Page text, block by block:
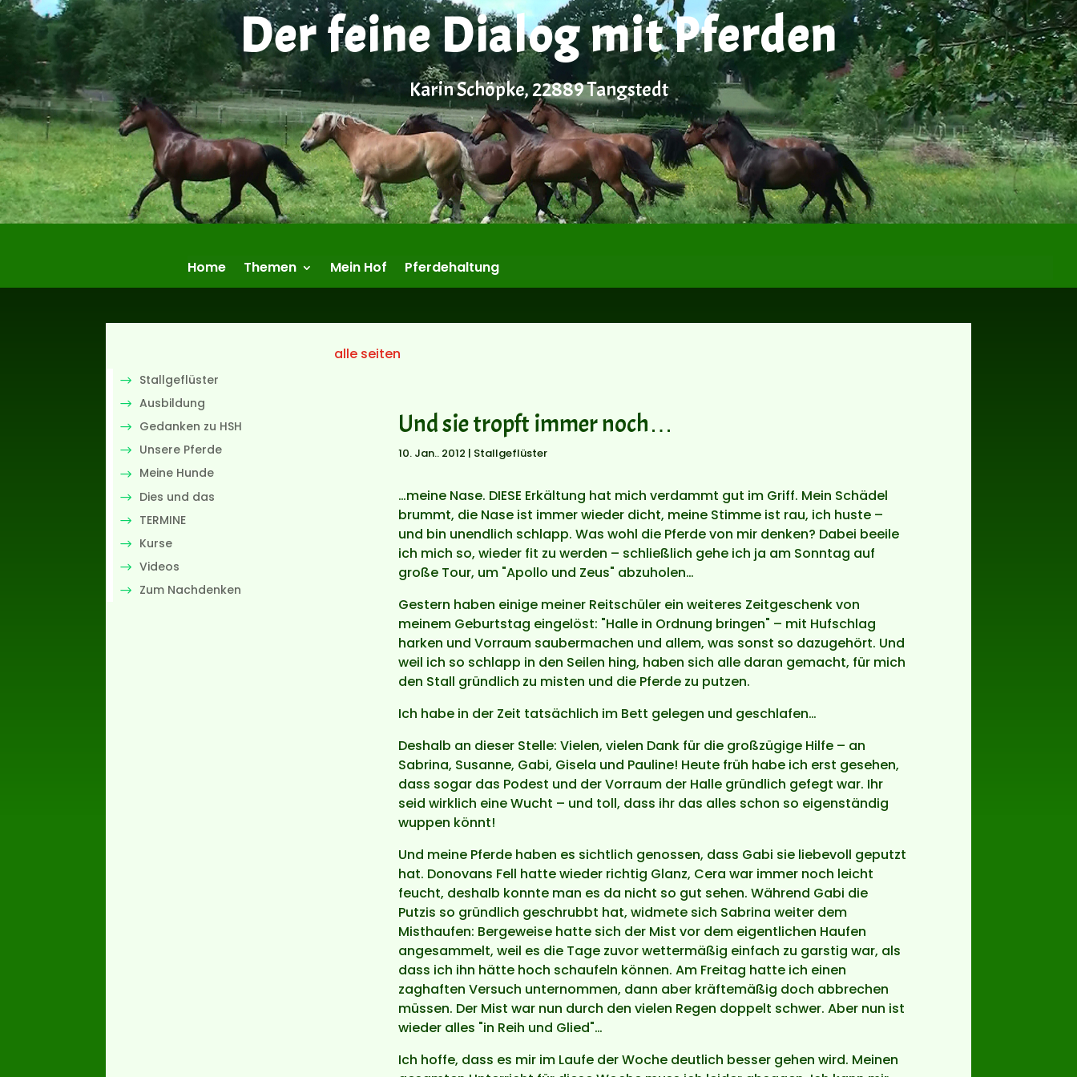
Der feine Dialog mit Pferden
Karin Schöpke, 22889 Tangstedt
Home Themen Mein Hof Pferdehaltung
Stallgeflüster
Ausbildung
Gedanken zu HSH
Unsere Pferde
Meine Hunde
Dies und das
TERMINE
Kurse
Videos
Zum Nachdenken
alle seiten
Und sie tropft immer noch…
10. Jan.. 2012 | Stallgeflüster
…meine Nase. DIESE Erkältung hat mich verdammt gut im Griff. Mein Schädel
brummt, die Nase ist immer wieder dicht, meine Stimme ist rau, ich huste –
und bin unendlich schlapp. Was wohl die Pferde von mir denken? Dabei beeile
ich mich so, wieder fit zu werden – schließlich gehe ich ja am Sonntag auf
große Tour, um "Apollo und Zeus" abzuholen…
Gestern haben einige meiner Reitschüler ein weiteres Zeitgeschenk von
meinem Geburtstag eingelöst: "Halle in Ordnung bringen" – mit Hufschlag
harken und Vorraum saubermachen und allem, was sonst so dazugehört. Und
weil ich so schlapp in den Seilen hing, haben sich alle daran gemacht, für mich
den Stall gründlich zu misten und die Pferde zu putzen.
Ich habe in der Zeit tatsächlich im Bett gelegen und geschlafen…
Deshalb an dieser Stelle: Vielen, vielen Dank für die großzügige Hilfe – an
Sabrina, Susanne, Gabi, Gisela und Pauline! Heute früh habe ich erst gesehen,
dass sogar das Podest und der Vorraum der Halle gründlich gefegt war. Ihr
seid wirklich eine Wucht – und toll, dass ihr das alles schon so eigenständig
wuppen könnt!
Und meine Pferde haben es sichtlich genossen, dass Gabi sie liebevoll geputzt
hat. Donovans Fell hatte wieder richtig Glanz, Cera war immer noch leicht
feucht, deshalb konnte man es da nicht so gut sehen. Während Gabi die
Putzis so gründlich geschrubbt hat, widmete sich Sabrina weiter dem
Misthaufen: Bergeweise hatte sich der Mist vor dem eigentlichen Haufen
angesammelt, weil es die Tage zuvor wettermäßig einfach zu garstig war, als
dass ich ihn hätte hoch schaufeln können. Am Freitag hatte ich einen
zaghaften Versuch unternommen, dann aber kräftemäßig doch abbrechen
müssen. Der Mist war nun durch den vielen Regen doppelt schwer. Aber nun ist
wieder alles "in Reih und Glied"…
Ich hoffe, dass es mir im Laufe der Woche deutlich besser gehen wird. Meinen